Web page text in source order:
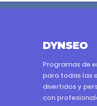
DYNSEO
Programas de
para todas las
divertidos y
con